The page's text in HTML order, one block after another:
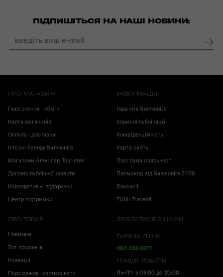
ПІДПИШІТЬСЯ НА НАШІ НОВИНИ:
ПРО МАГАЗИН:
Повернення і обмін
Карта магазинів
Оплата і доставка
Історія бренду Samsonite
Магазини American Tourister
Договір публічної оферти
Корпоративні подарунки
Центр підтримки
ІНФОРМАЦІЯ:
Гарантія Samsonite
Корисні публікації
Конфіденційність
Карта сайту
Програма лояльності
Промокод від Samsonite 2026
Вакансії
TUMI Tracer®
ПРО ТОВАР:
Новинки
Топ продажів
Колекції
Подарункові сертифікати
ЗВ'ЯЗАТИСЯ З НАМИ:
ГАРЯЧА ЛІНІЯ
080 033 0371
ГРАФІК РОБОТИ
Пн-Пт: з 09:00 до 20:00